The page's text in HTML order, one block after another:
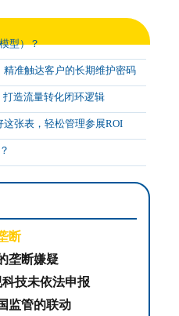
型）？
准触达客户的长期维护密码
造流量转化闭环逻辑
张表，轻松管理参展ROI
断
垄断嫌疑
技未依法申报
监管的联动